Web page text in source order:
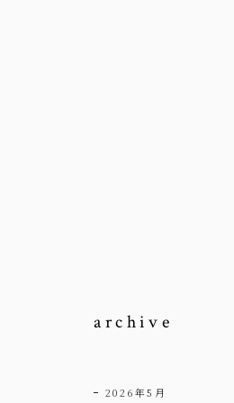
archive
2026年5月